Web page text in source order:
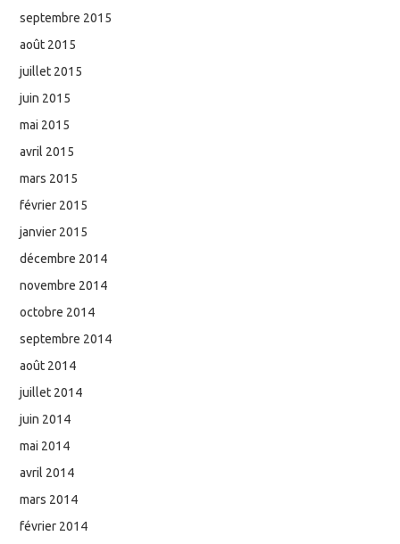
septembre 2015
août 2015
juillet 2015
juin 2015
mai 2015
avril 2015
mars 2015
février 2015
janvier 2015
décembre 2014
novembre 2014
octobre 2014
septembre 2014
août 2014
juillet 2014
juin 2014
mai 2014
avril 2014
mars 2014
février 2014